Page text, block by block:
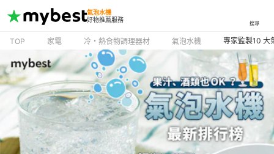
氣泡水機
好物推薦服務
搜尋
TOP 家電 冷・熱食物調理器材 氣泡水機 專家監製10 大